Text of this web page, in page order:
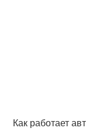
Как работает